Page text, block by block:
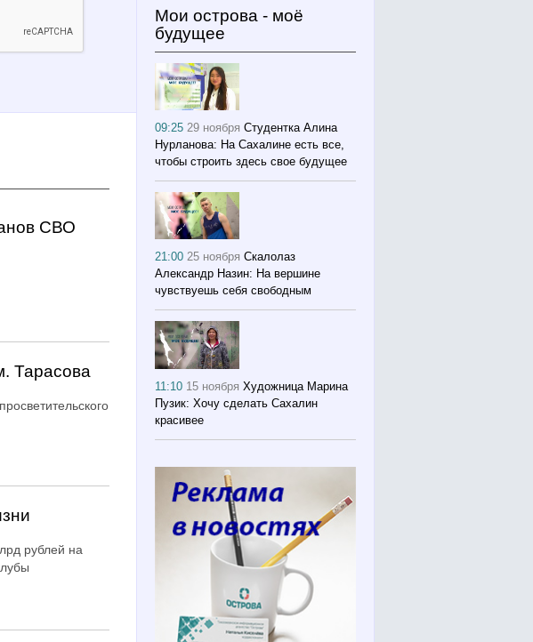
СВО
Тарасова
рублей на
Мои острова - моё
будущее
09:2529 ноября Студентка Алина
Нурланова: На Сахалине есть все,
чтобы строить здесь свое будущее
21:0025 ноября Скалолаз
Александр Назин: На вершине
чувствуешь себя свободным
11:10 15 ноября Художница Марина
Пузик: Хочу сделать Сахалин
красивее